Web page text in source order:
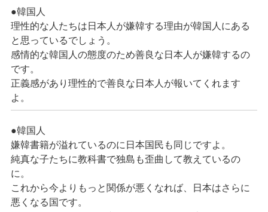
●韓国人
理性的な人たちは日本人が嫌韓する理由が韓国人にある
と思っているでしょう。
感情的な韓国人の態度のため善良な日本人が嫌韓するの
です。
正義感があり理性的で善良な日本人が報いてくれます
よ。
●韓国人
嫌韓書籍が溢れているのに日本国民も同じですよ。
純真な子たちに教科書で独島も歪曲して教えているの
に。
これから今よりもっと関係が悪くなれば、日本はさらに
悪くなる国です。